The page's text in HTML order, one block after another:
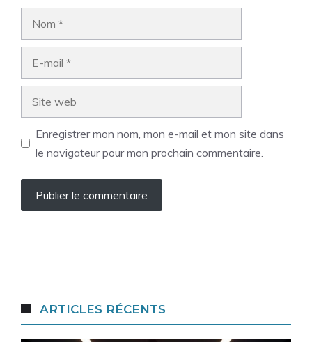
Enregistrer mon nom, mon e-mail et mon site dans
le navigateur pour mon prochain commentaire.
ARTICLES RÉCENTS